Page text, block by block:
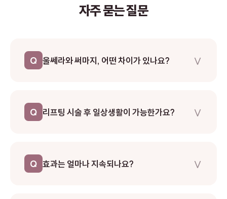
자주 묻는 질문
Q 울쎄라와 써마지, 어떤 차이가 있나요? ∨
작용하며, 써마지는 고주파 에너지로 진피층을 타겟합니다. 울쎄
라가 더 깊은 층에 작용하여 리프팅 효과가 강하며, 써마지는 넓은
Q 리프팅 시술 후 일상생활이 가능한가요? ∨
가능합니다. 약간의 붉어짐이나 붓기가 있을 수 있으나 대부분 1-
2일 내 사라집니다. 안면거상술의 경우 7-10일 정도 회복 기간이
Q 효과는 얼마나 지속되나요? ∨